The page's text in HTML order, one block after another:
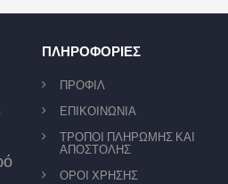
ΠΛΗΡΟΦΟΡΙΕΣ
ΠΡΟΦΙΛ
ΕΠΙΚΟΙΝΩΝΙΑ
ΤΡΟΠΟΙ ΠΛΗΡΩΜΗΣ ΚΑΙ
ΑΠΟΣΤΟΛΗΣ
ΟΡΟΙ ΧΡΗΣΗΣ